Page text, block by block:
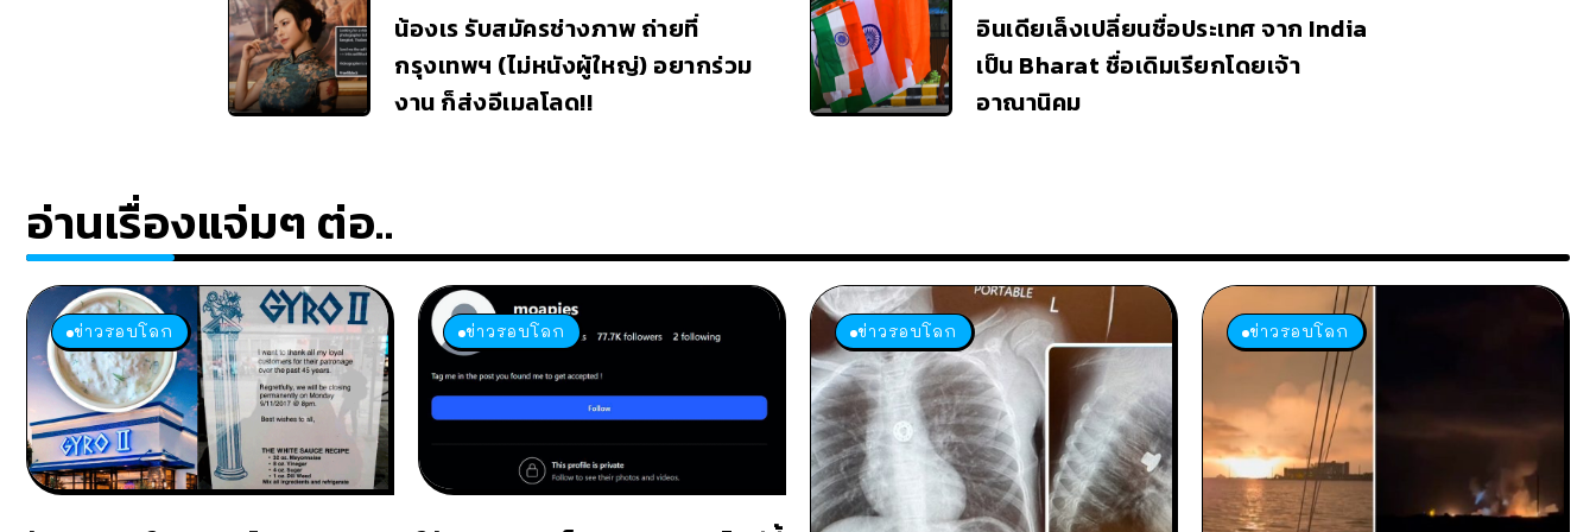
น้องเร รับสมัครช่างภาพ ถ่ายที่
กรุงเทพฯ (ไม่หนังผู้ใหญ่) อยากร่วม
งาน ก็ส่งอีเมลโลด!!
อินเดียเล็งเปลี่ยนชื่อประเทศ จาก India
เป็น Bharat ชื่อเดิมเรียกโดยเจ้า
อาณานิคม
อ่านเรื่องแจ่มๆ ต่อ..
ข่าวรอบโลก ข่าวรอบโลก ข่าวรอบโลก ข่าวรอบโลก